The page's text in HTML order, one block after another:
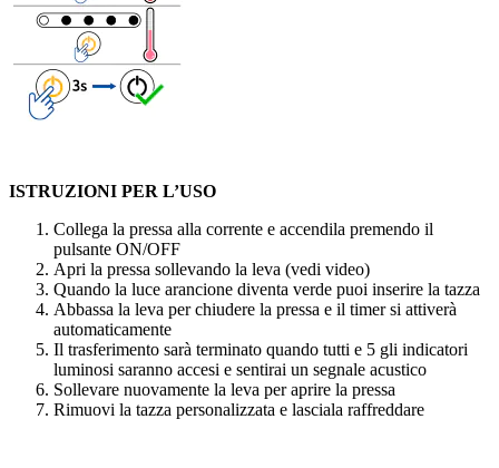
ISTRUZIONI PER L’USO
Collega la pressa alla corrente e accendila premendo il
pulsante ON/OFF
Apri la pressa sollevando la leva (vedi video)
Quando la luce arancione diventa verde puoi inserire la tazza
Abbassa la leva per chiudere la pressa e il timer si attiverà
automaticamente
Il trasferimento sarà terminato quando tutti e 5 gli indicatori
luminosi saranno accesi e sentirai un segnale acustico
Sollevare nuovamente la leva per aprire la pressa
Rimuovi la tazza personalizzata e lasciala raffreddare